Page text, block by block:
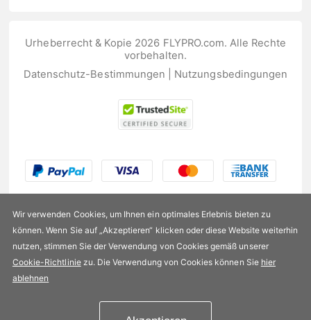
US$33,99
Urheberrecht & Kopie 2026 FLYPRO.com. Alle Rechte
vorbehalten.
Datenschutz-Bestimmungen
Nutzungsbedingungen
Wir verwenden Cookies, um Ihnen ein optimales Erlebnis bieten zu
können. Wenn Sie auf „Akzeptieren“ klicken oder diese Website weiterhin
nutzen, stimmen Sie der Verwendung von Cookies gemäß unserer
Cookie-Richtliniezu. Die Verwendung von Cookies können Sie hier
ablehnen